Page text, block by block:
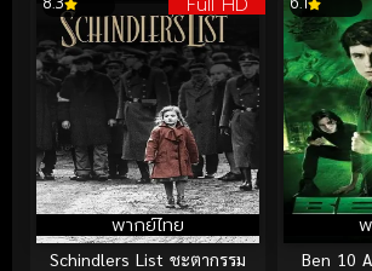
พากย์ไทย
Schindlers List ชะตากรรม
Ben 10